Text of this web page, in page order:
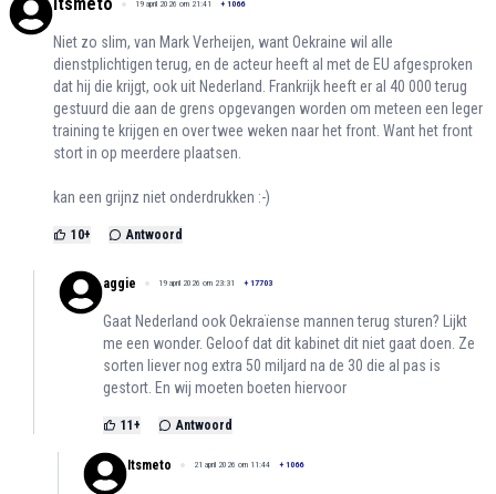
19 april 2026 om 21:41 + 1066
Niet zo slim, van Mark Verheijen, want Oekraine wil alle
dienstplichtigen terug, en de acteur heeft al met de EU afgesproken
dat hij die krijgt, ook uit Nederland. Frankrijk heeft er al 40 000 terug
gestuurd die aan de grens opgevangen worden om meteen een leger
training te krijgen en over twee weken naar het front. Want het front
stort in op meerdere plaatsen.
kan een grijnz niet onderdrukken :-)
10+ Antwoord
aggie 19 april 2026 om 23:31 + 17703
Gaat Nederland ook Oekraïense mannen terug sturen? Lijkt
me een wonder. Geloof dat dit kabinet dit niet gaat doen. Ze
sorten liever nog extra 50 miljard na de 30 die al pas is
gestort. En wij moeten boeten hiervoor
11+ Antwoord
Itsmeto 21 april 2026 om 11:44 + 1066